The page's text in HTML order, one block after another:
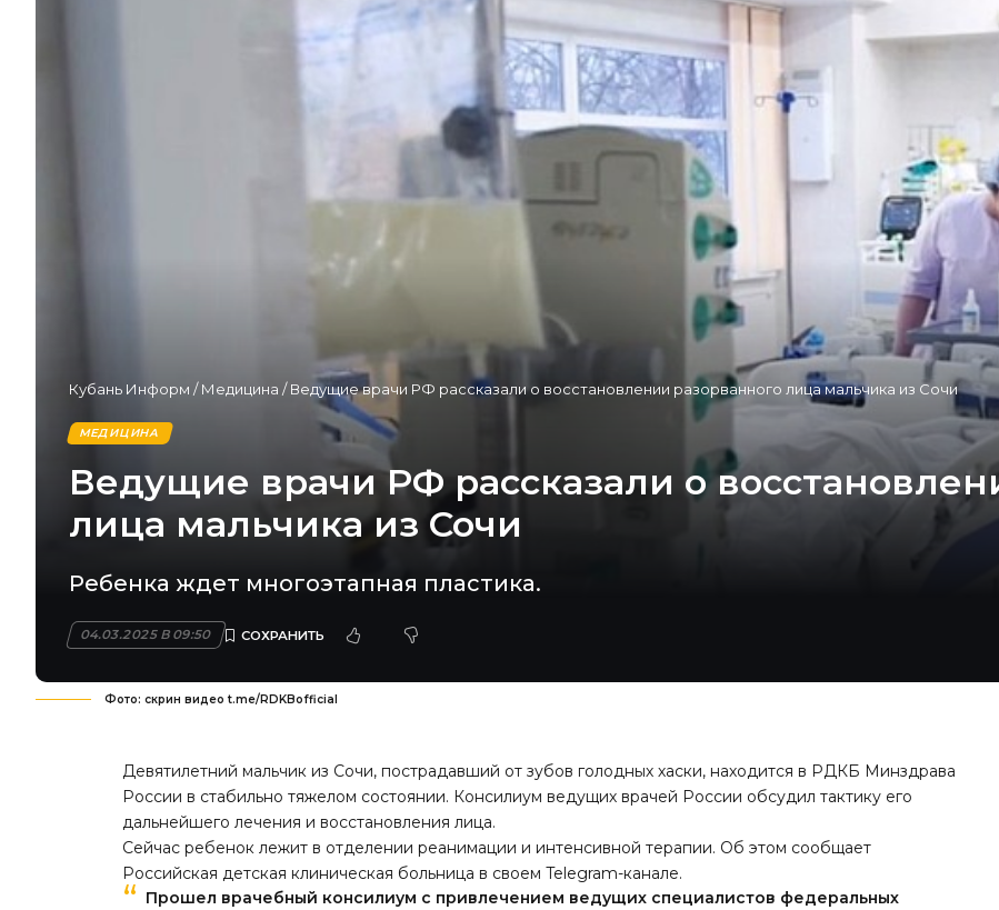
Кубань Информ /Медицина /Ведущие врачи РФ рассказали о восстановлении разорванного лица мальчика из Сочи
МЕДИЦИНА
Ведущие врачи РФ рассказали о
лица мальчика из Сочи
Ребенка ждет многоэтапная пластика.
04.03.2025 В 09:50
Фото: скрин видео t.me/RDKBofficial
Девятилетний мальчик из Сочи, пострадавший от зубов голодных хаски, находится в РДКБ Минздрава
России в стабильно тяжелом состоянии. Консилиум ведущих врачей России обсудил тактику его
дальнейшего лечения и восстановления лица.
Сейчас ребенок лежит в отделении реанимации и интенсивной терапии. Об этом сообщает
Российская детская клиническая больница в своем Telegram-канале.
Прошел врачебный консилиум с привлечением ведущих специалистов федеральных